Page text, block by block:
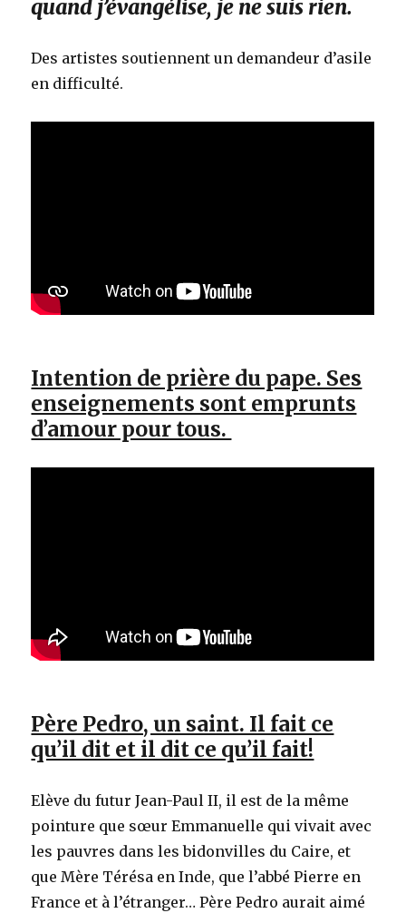
quand j’évangélise, je ne suis rien.
Des artistes soutiennent un demandeur d’asile
en difficulté.
Intention de prière du pape. Ses
enseignements sont emprunts
d’amour pour tous.
Père Pedro, un saint. Il fait ce
qu’il dit et il dit ce qu’il fait!
Elève du futur Jean-Paul II, il est de la même
pointure que sœur Emmanuelle qui vivait avec
les pauvres dans les bidonvilles du Caire, et
que Mère Térésa en Inde, que l’abbé Pierre en
France et à l’étranger… Père Pedro aurait aimé